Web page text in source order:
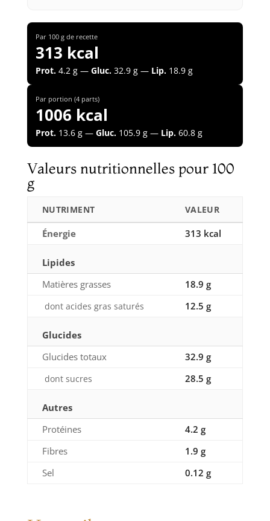
Par 100 g de recette
313 kcal
Prot.4.2 g — Gluc.32.9 g — Lip.18.9 g
Par portion (4 parts)
1006 kcal
Prot.13.6 g — Gluc.105.9 g — Lip.60.8 g
Valeurs nutritionnelles pour 100
g
NUTRIMENT VALEUR
Énergie 313 kcal
Lipides
Matières grasses
18.9 g
dont acides gras saturés 12.5 g
Glucides
Glucides totaux
32.9 g
dont sucres 28.5 g
Autres
Protéines
4.2 g
Fibres
1.9 g
Sel
0.12 g